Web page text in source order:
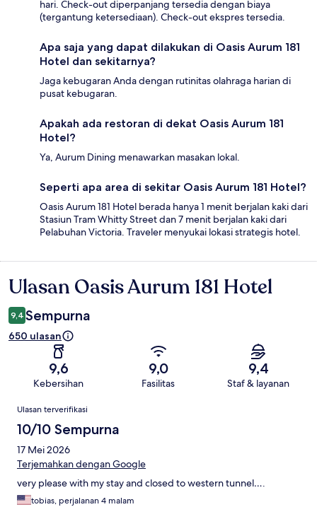
hari. Check-out diperpanjang tersedia dengan biaya
(tergantung ketersediaan). Check-out ekspres tersedia.
Apa saja yang dapat dilakukan di Oasis Aurum 181
Hotel dan sekitarnya?
Jaga kebugaran Anda dengan rutinitas olahraga harian di
pusat kebugaran.
Apakah ada restoran di dekat Oasis Aurum 181
Hotel?
Ya, Aurum Dining menawarkan masakan lokal.
Seperti apa area di sekitar Oasis Aurum 181 Hotel?
Oasis Aurum 181 Hotel berada hanya 1 menit berjalan kaki dari
Stasiun Tram Whitty Street dan 7 menit berjalan kaki dari
Pelabuhan Victoria. Traveler menyukai lokasi strategis hotel.
Ulasan
Ulasan Oasis Aurum 181 Hotel
9,4 Sempurna
650 ulasan
9,6
Kebersihan
9,0
Fasilitas
9,4
Staf & layanan
Ulasan
Ulasan terverifikasi
10/10 Sempurna
17 Mei 2026
Terjemahkan dengan Google
very please with my stay and closed to western tunnel….
tobias, perjalanan 4 malam